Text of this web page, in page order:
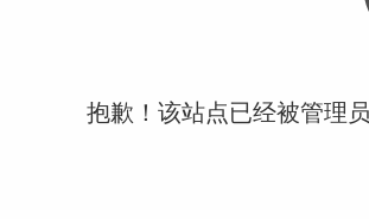
抱歉！该站点已经被管理